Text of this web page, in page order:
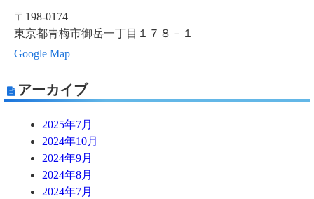
〒198-0174
東京都青梅市御岳一丁目１７８－１
Google Map
アーカイブ
2025年7月
2024年10月
2024年9月
2024年8月
2024年7月